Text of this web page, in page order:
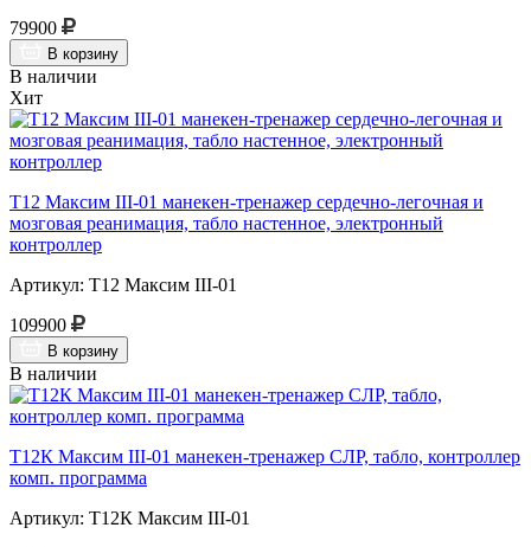
79900
В корзину
В наличии
Хит
Т12 Максим III-01 манекен-тренажер сердечно-легочная и
мозговая реанимация, табло настенное, электронный
контроллер
Артикул: Т12 Максим III-01
109900
В корзину
В наличии
Т12К Максим III-01 манекен-тренажер СЛР, табло, контроллер
комп. программа
Артикул: Т12К Максим III-01